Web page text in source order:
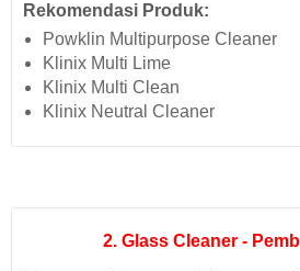
Rekomendasi Produk:
Powklin Multipurpose Cleaner
Klinix Multi Lime
Klinix Multi Clean
Klinix Neutral Cleaner
2. Glass Cleaner -